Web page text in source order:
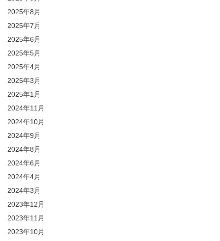
2025年8月
2025年7月
2025年6月
2025年5月
2025年4月
2025年3月
2025年1月
2024年11月
2024年10月
2024年9月
2024年8月
2024年6月
2024年4月
2024年3月
2023年12月
2023年11月
2023年10月